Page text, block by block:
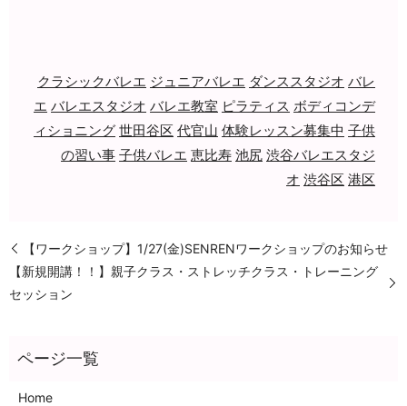
クラシックバレエ ジュニアバレエ ダンススタジオ バレ
エ バレエスタジオ バレエ教室 ピラティス ボディコンデ
ィショニング 世田谷区 代官山 体験レッスン募集中 子供
の習い事 子供バレエ 恵比寿 池尻 渋谷バレエスタジ
オ 渋谷区 港区
【ワークショップ】1/27(金)SENRENワークショップのお知らせ
【新規開講！！】親子クラス・ストレッチクラス・トレーニング
セッション
Home